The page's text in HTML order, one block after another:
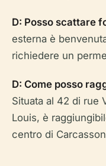
D: Posso scattare
esterna è
richiedere un
D: Come posso
Situata al 42 di rue
Louis, è
centro di